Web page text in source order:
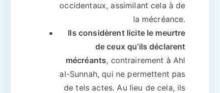
occidentaux, assimilant cela à de
la mécréance.
Ils considèrent licite le meurtre
de ceux qu’ils déclarent
mécréants, contrairement à Ahl
al-Sunnah, qui ne permettent pas
de tels actes. Au lieu de cela, ils